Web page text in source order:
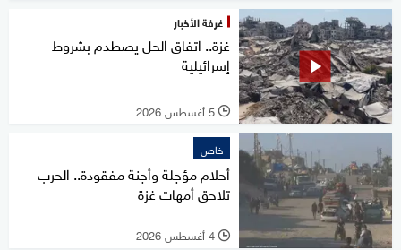
غرفة الأخبار
غزة.. اتفاق الحل يصطدم بشروط
إسرائيلية
l 5 أغسطس 2026
خاص
أحلام مؤجلة وأجنة مفقودة.. الحرب
تلاحق أمهات غزة
l 4 أغسطس 2026